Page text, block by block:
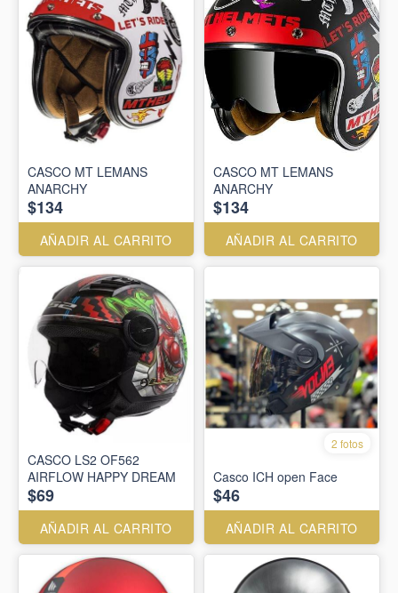
CASCO MT LEMANS
ANARCHY
$134
AÑADIR AL CARRITO
CASCO MT LEMANS
ANARCHY
$134
AÑADIR AL CARRITO
CASCO LS2 OF562
AIRFLOW HAPPY DREAM
$69
AÑADIR AL CARRITO
2 fotos
Casco ICH open Face
$46
AÑADIR AL CARRITO